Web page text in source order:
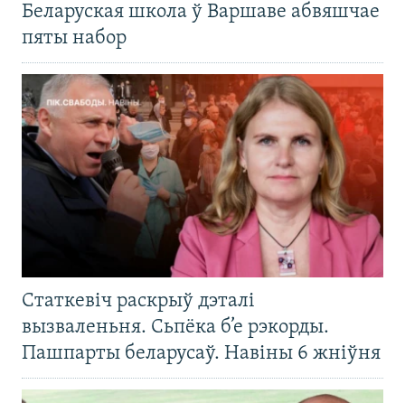
Беларуская школа ў Варшаве абвяшчае
пяты набор
Статкевіч раскрыў дэталі
вызваленьня. Сьпёка б’е рэкорды.
Пашпарты беларусаў. Навіны 6 жніўня